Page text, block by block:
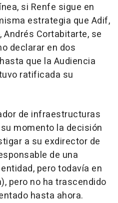
si Renfe sigue en
estrategia que Adif,
Cortabitarte, se
declarar en dos
que la Audiencia
ratificada su
de infraestructuras
momento la decisión
a su exdirector de
de una
pero todavía en
pero no ha trascendido
hasta ahora.